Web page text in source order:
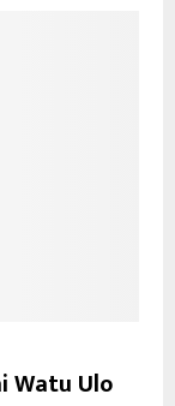
Watu Ulo